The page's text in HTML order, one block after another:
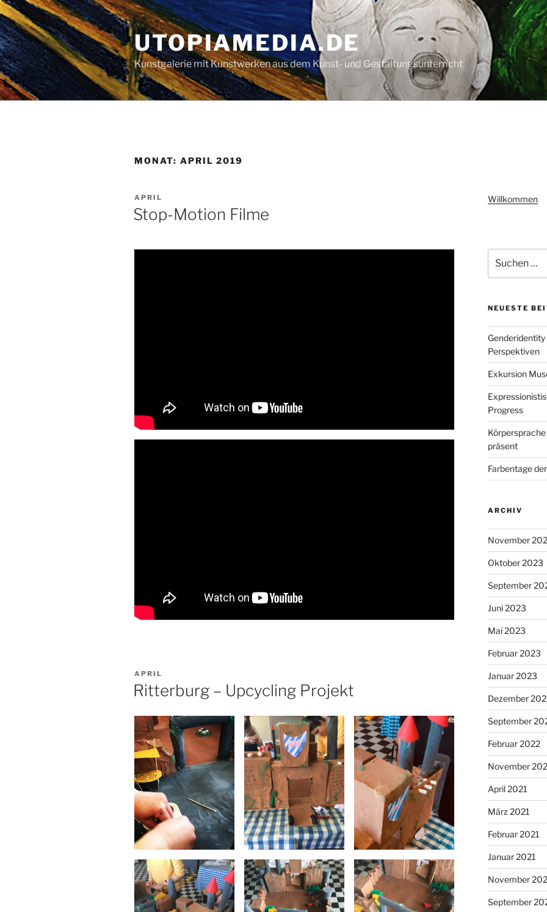
Zum
Inhalt
springen
UTOPIAMEDIA.DE
Kunstgalerie mit Kunstwerken aus dem Kunst- und Gestaltungsunterricht
MONAT: APRIL 2019
VERÖFFENTLICHT
AM
APRIL
Stop-Motion Filme
VERÖFFENTLICHT
AM
APRIL
Ritterburg – Upcycling Projekt
Willkommen
nach:
NEUESTE
Perspektiven
Exkursion
Progress
präsent
Farbentage
ARCHIV
November
Oktober 2023
September
Juni 2023
Mai 2023
Februar 2023
Januar 2023
Dezember
September
Februar 2022
November
April 2021
März 2021
Februar 2021
Januar 2021
November
September